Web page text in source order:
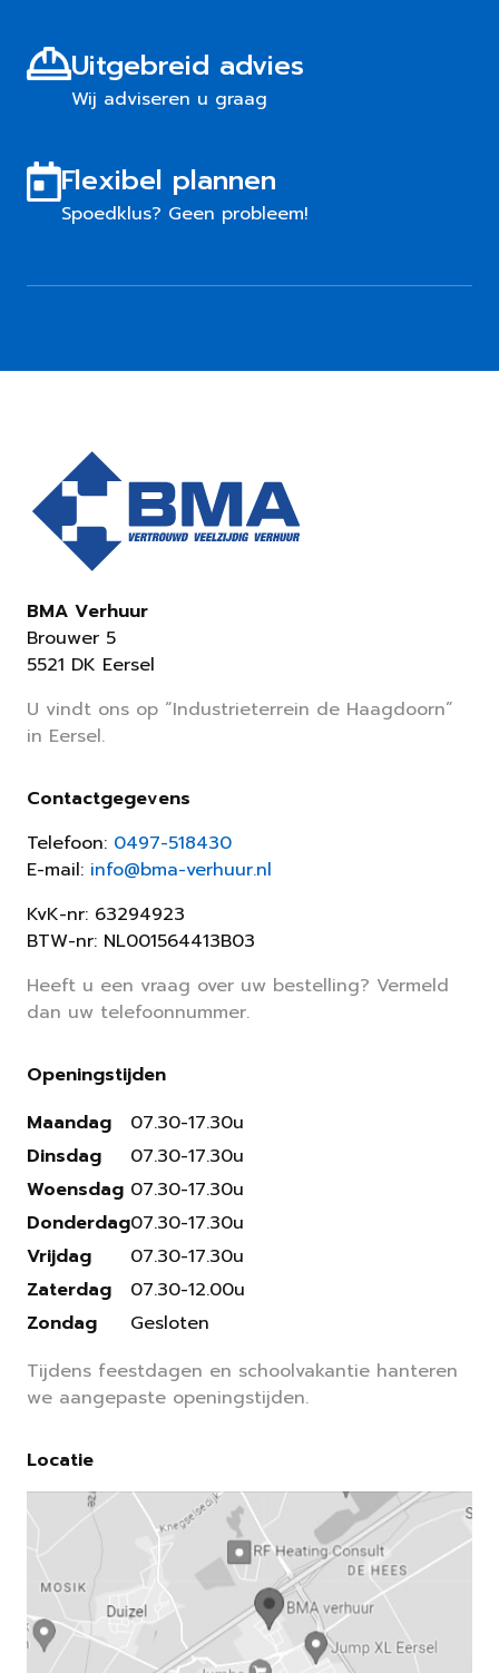
Uitgebreid advies
Wij adviseren u graag
Flexibel plannen
Spoedklus? Geen probleem!
BMA Verhuur
Brouwer 5
5521 DK Eersel
U vindt ons op “Industrieterrein de Haagdoorn”
in Eersel.
Contactgegevens
Telefoon: 0497-518430
E-mail: info@bma-verhuur.nl
KvK-nr: 63294923
BTW-nr: NL001564413B03
Heeft u een vraag over uw bestelling? Vermeld
dan uw telefoonnummer.
Openingstijden
Maandag
Dinsdag
Woensdag
Donderdag
Vrijdag
Zaterdag
Zondag
07.30-17.30u
07.30-17.30u
07.30-17.30u
07.30-17.30u
07.30-17.30u
07.30-12.00u
Gesloten
Tijdens feestdagen en schoolvakantie hanteren
we aangepaste openingstijden.
Locatie